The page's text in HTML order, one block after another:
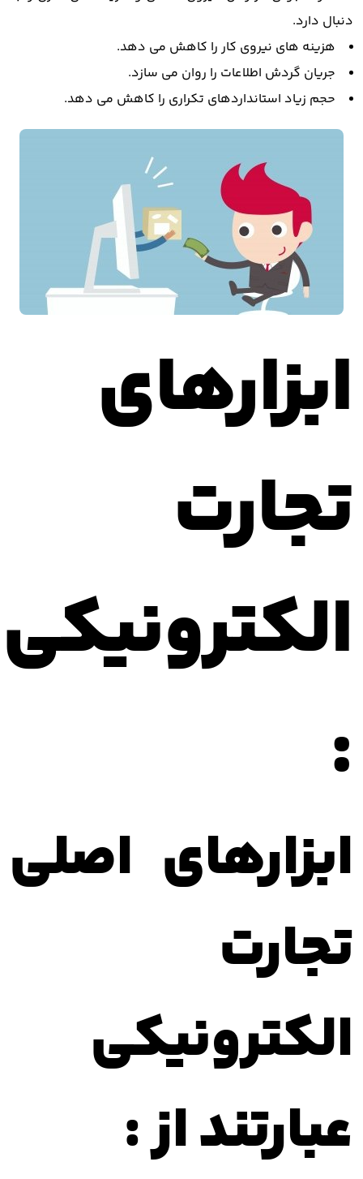
دنبال دارد.
هزینه های نیروی کار را کاهش می دهد.
جریان گردش اطلاعات را روان می سازد.
حجم زیاد استانداردهای تکراری را کاهش می دهد.
ابزارهای
تجارت
الکترونیکی
:
ابزارهای اصلی
تجارت
الکترونیکی
عبارتند از :